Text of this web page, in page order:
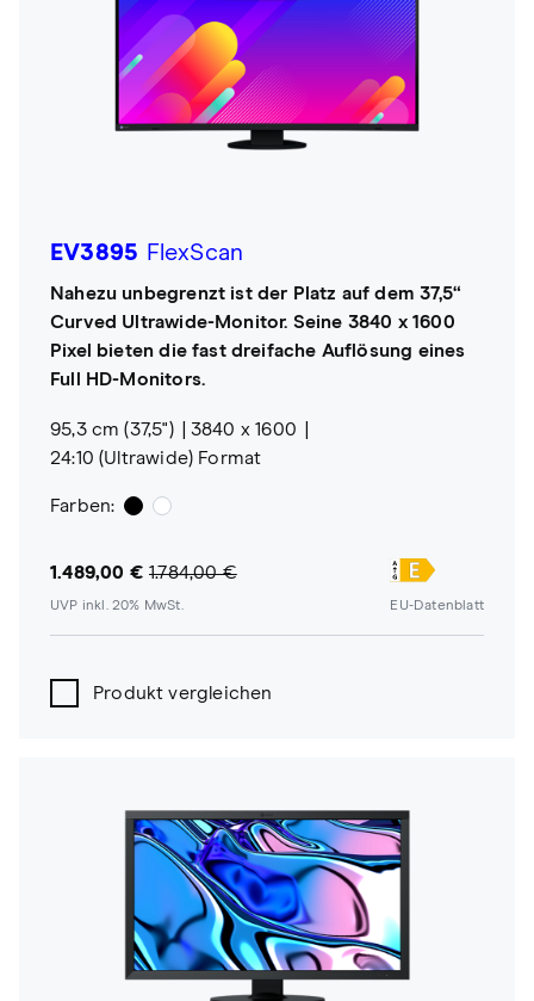
EV3895 FlexScan
Nahezu unbegrenzt ist der Platz auf dem 37,5“
Curved Ultrawide-Monitor. Seine 3840 x 1600
Pixel bieten die fast dreifache Auflösung eines
Full HD-Monitors.
95,3 cm (37,5")
3840 x 1600
24:10 (Ultrawide) Format
Farben:
1.489,00 € 1.784,00 €
UVP inkl. 20% MwSt. EU-Datenblatt
Produkt vergleichen